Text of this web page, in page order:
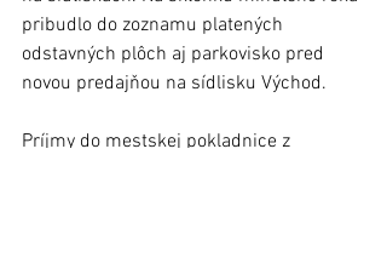
pribudlo do zoznamu platených
odstavných plôch aj parkovisko pred
novou predajňou na sídlisku Východ.
Príjmy do mestskej pokladnice z